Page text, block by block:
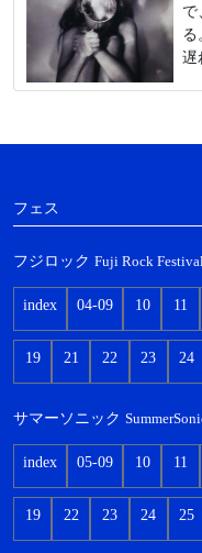
で
る
遅
フェス
フジロック Fuji Rock Festival
index 04-09 10 11
19 21 22 23 24
サマーソニック
index 05-09 10 11
19 22 23 24 25